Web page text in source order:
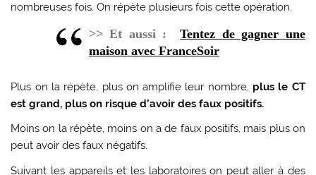
nombreuses fois. On répète plusieurs fois cette opération.
>> Et aussi :Tentez de gagner une
maison avec FranceSoir
Plus on la répète, plus on amplifie leur nombre, plus le CT
est grand, plus on risque d’avoir des faux positifs.
Moins on la répète, moins on a de faux positifs, mais plus on
peut avoir des faux négatifs.
Suivant les appareils et les laboratoires on peut aller à des